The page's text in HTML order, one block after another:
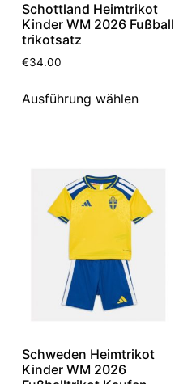
Schottland Heimtrikot
Kinder WM 2026 Fußball
trikotsatz
€34.00
Ausführung wählen
Schweden Heimtrikot
Kinder WM 2026